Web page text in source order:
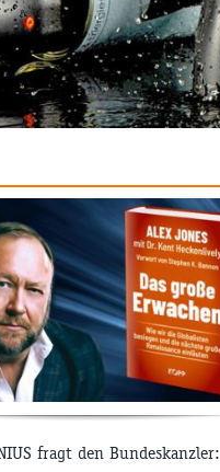
fragt den Bundeskanzler: